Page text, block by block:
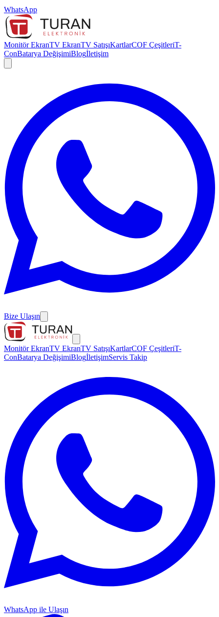
WhatsApp
Monitör EkranTV EkranTV SatışıKartlarCOF ÇeşitleriT-
ConBatarya DeğişimiBlogİletişim
Bize Ulaşın
Monitör EkranTV EkranTV SatışıKartlarCOF ÇeşitleriT-
ConBatarya DeğişimiBlogİletişimServis Takip
WhatsApp ile Ulaşın